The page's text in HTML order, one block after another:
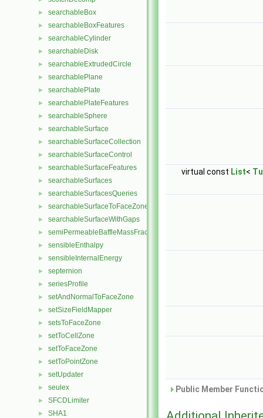
► searchableBox
► searchableBoxFeatures
► searchableCylinder
► searchableDisk
► searchableExtrudedCircle
► searchablePlane
► searchablePlate
► searchablePlateFeatures
► searchableSphere
► searchableSurface
► searchableSurfaceCollection
► searchableSurfaceControl
► searchableSurfaceFeatures
► searchableSurfaces
► searchableSurfacesQueries
► searchableSurfaceToFaceZone
► searchableSurfaceWithGaps
► semiPermeableBaffleMassFractionFvPatchScalarField
► sensibleEnthalpy
► sensibleInternalEnergy
► septernion
► seriesProfile
► setAndNormalToFaceZone
► setSizeFieldMapper
► setsToFaceZone
► setToCellZone
► setToFaceZone
► setToPointZone
► setUpdater
► seulex
► SFCDLimiter
► SHA1
virtual const List<
Public Member